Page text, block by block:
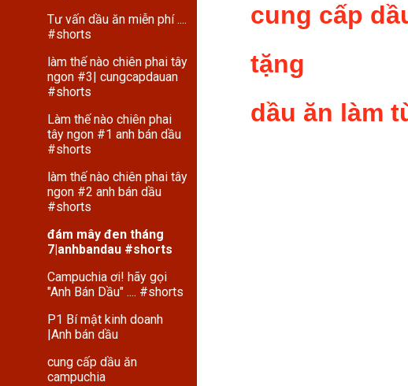
Tư vấn dầu ăn miễn phí ....
#shorts
làm thế nào chiên phai tây
ngon #3| cungcapdauan
#shorts
Làm thế nào chiên phai
tây ngon #1 anh bán dầu
#shorts
làm thế nào chiên phai tây
ngon #2 anh bán dầu
#shorts
đám mây đen tháng
7|anhbandau #shorts
Campuchia ơi! hãy gọi
"Anh Bán Dầu" .... #shorts
P1 Bí mật kinh doanh
|Anh bán dầu
cung cấp dầu ăn
campuchia
cung cấp
tặng
dầu ăn làm